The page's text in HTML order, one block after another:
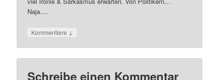
Naja….
Kommentiere ↓
Schreibe einen Kommentar